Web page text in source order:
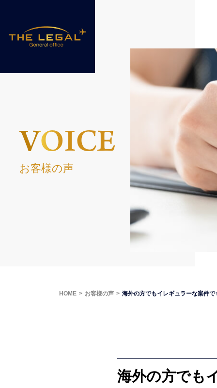
VOICE
お客様の声
HOME お客様の声 海外の方でもイレギュラーな案件
海外の方でも